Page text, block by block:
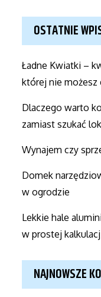
OSTATNIE
Ładne Kwiatki –
której nie możesz
Dlaczego warto
zamiast szukać
Wynajem czy
Domek
w ogrodzie
Lekkie hale
w prostej
NAJNOWSZE